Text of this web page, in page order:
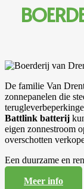
De familie Van
zonnepanelen die
Battlink batterij
eigen zonnestroom
overschotten
Een duurzame en
Meer info